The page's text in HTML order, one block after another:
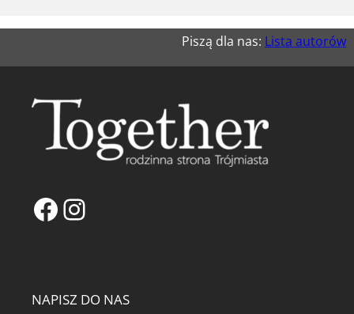
Piszą dla nas: Lista autorów
Facebook
Instagram
NAPISZ DO NAS